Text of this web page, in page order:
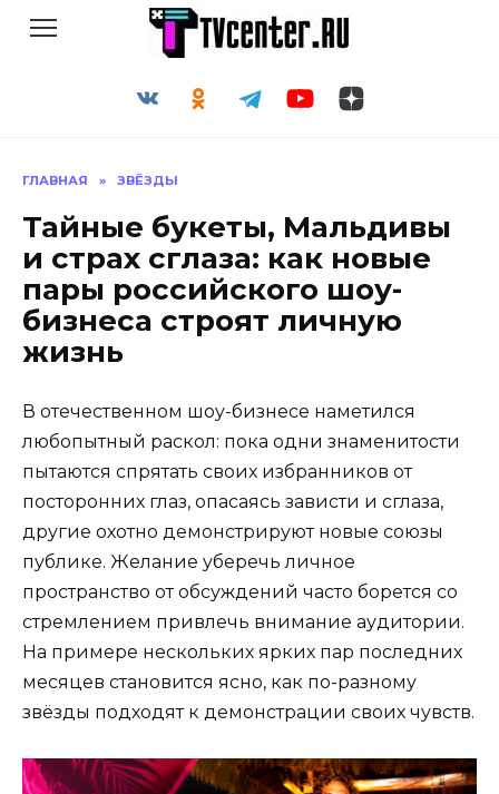
ГЛАВНАЯ » ЗВЁЗДЫ
Тайные букеты, Мальдивы
и страх сглаза: как новые
пары российского шоу-
бизнеса строят личную
жизнь
В отечественном шоу-бизнесе наметился
любопытный раскол: пока одни знаменитости
пытаются спрятать своих избранников от
посторонних глаз, опасаясь зависти и сглаза,
другие охотно демонстрируют новые союзы
публике. Желание уберечь личное
пространство от обсуждений часто борется со
стремлением привлечь внимание аудитории.
На примере нескольких ярких пар последних
месяцев становится ясно, как по-разному
звёзды подходят к демонстрации своих чувств.